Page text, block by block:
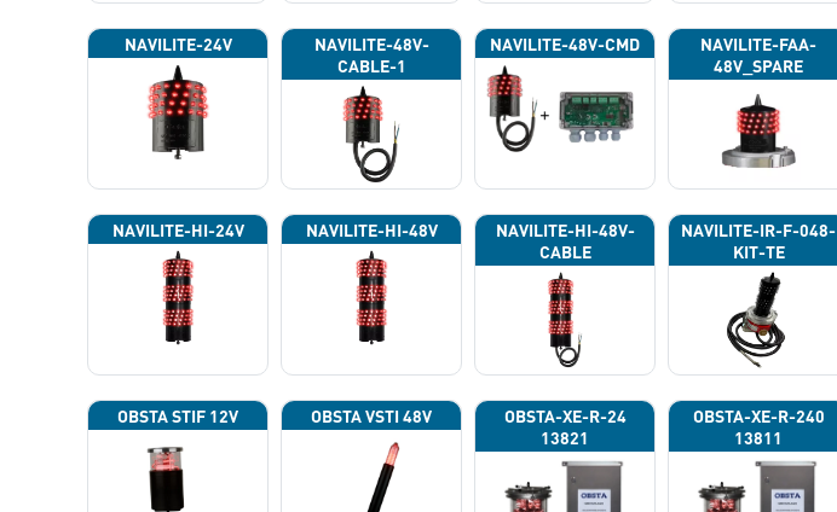
NAVILITE-24V
NAVILITE-48V-
CABLE-1
NAVILITE-48V-CMD
NAVILITE-FAA-
48V_SPARE
NAVILITE-HI-24V NAVILITE-HI-48V
NAVILITE-HI-48V-
CABLE
NAVILITE-IR-F-048-
KIT-TE
OBSTA STIF 12V OBSTA VSTI 48V
OBSTA-XE-R-24
13821
OBSTA-XE-R-240
13811